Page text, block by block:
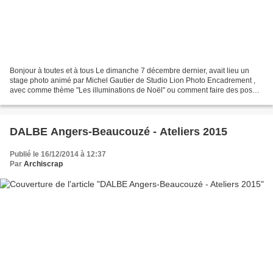
Bonjour à toutes et à tous Le dimanche 7 décembre dernier, avait lieu un
stage photo animé par Michel Gautier de Studio Lion Photo Encadrement ,
avec comme thème "Les illuminations de Noël" ou comment faire des poses
DALBE Angers-Beaucouzé - Ateliers 2015
Publié le 16/12/2014 à 12:37
Par Archiscrap